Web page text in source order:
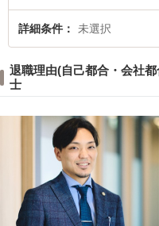
合)を法律相談できる新見市内の
者さんにおすすめです。
詳細条件 未選択
退職理由(自己都合・会社
士